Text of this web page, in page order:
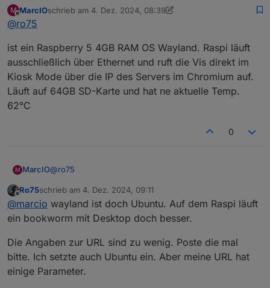
gut dann alle technischen Daten zum Raspi, inkl.
Betriebssystem. Anbindung Netzwerk, Temperatur,
SSD/SD-Karte. Aufruf URL...
Ro75.
M
Offline
MarcIOschrieb am 4. Dez. 2024, 08:39
zuletzt editiert von MarcIO12. Apr. 2024, 09:40
@ro75
ist ein Raspberry 5 4GB RAM OS Wayland. Raspi läuft
ausschließlich über Ethernet und ruft die Vis direkt im
Kiosk Mode über die IP des Servers im Chromium auf.
Läuft auf 64GB SD-Karte und hat ne aktuelle Temp.
62°C
0
M MarcIO@ro75
ist ein Raspberry 5 4GB RAM OS Wayland. Raspi läuft
ausschließlich über Ethernet und ruft die Vis direkt im
Kiosk Mode über die IP des Servers im Chromium auf.
Läuft auf 64GB SD-Karte und hat ne aktuelle Temp.
62°C
Offline
Ro75schrieb am 4. Dez. 2024, 09:11
zuletzt editiert von
@marcio wayland ist doch Ubuntu. Auf dem Raspi läuft
ein bookworm mit Desktop doch besser.
Die Angaben zur URL sind zu wenig. Poste die mal
bitte. Ich setzte auch Ubuntu ein. Aber meine URL hat
einige Parameter.